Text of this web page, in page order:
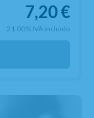
7,20€
21.00% IVA incluido